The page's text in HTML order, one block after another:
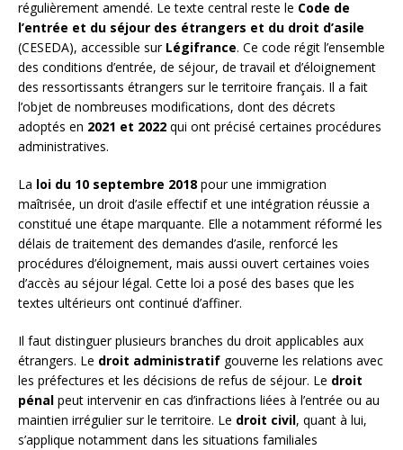
régulièrement amendé. Le texte central reste le Code de
l’entrée et du séjour des étrangers et du droit d’asile
(CESEDA), accessible sur Légifrance. Ce code régit l’ensemble
des conditions d’entrée, de séjour, de travail et d’éloignement
des ressortissants étrangers sur le territoire français. Il a fait
l’objet de nombreuses modifications, dont des décrets
adoptés en 2021 et 2022 qui ont précisé certaines procédures
administratives.
La loi du 10 septembre 2018 pour une immigration
maîtrisée, un droit d’asile effectif et une intégration réussie a
constitué une étape marquante. Elle a notamment réformé les
délais de traitement des demandes d’asile, renforcé les
procédures d’éloignement, mais aussi ouvert certaines voies
d’accès au séjour légal. Cette loi a posé des bases que les
textes ultérieurs ont continué d’affiner.
Il faut distinguer plusieurs branches du droit applicables aux
étrangers. Le droit administratif gouverne les relations avec
les préfectures et les décisions de refus de séjour. Le droit
pénal peut intervenir en cas d’infractions liées à l’entrée ou au
maintien irrégulier sur le territoire. Le droit civil, quant à lui,
s’applique notamment dans les situations familiales